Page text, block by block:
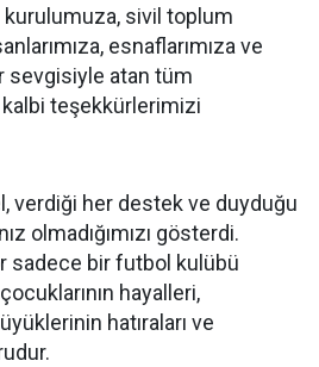
sivil toplum
esnaflarımıza ve
sevgisiyle atan tüm
teşekkürlerimizi
verdiği her destek ve duyduğu
olmadığımızı gösterdi.
sadece bir futbol kulübü
hayalleri,
hatıraları ve